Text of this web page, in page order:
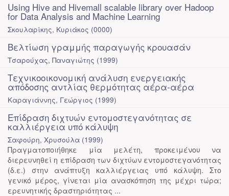
Using Hive and Hivemall scalable library over Hadoop
for Data Analysis and Machine Learning
Σκουλαρίκης, Κυριάκος (0000)
Βελτίωση γραμμής παραγωγής κρουασάν
Τσαρούχας, Παναγιώτης (1999)
Τεχνικοοικονομική ανάλυση ενεργειακής
απόδοσης αντλίας θερμότητας αέρα-αέρα
Καραγιάννης, Γεώργιος (1999)
Επίδραση διχτυών εντομοστεγανότητας σε
καλλιέργεια υπό κάλυψη
Σαφούρη, Χρυσούλα (1999)
Πραγματοποιήθηκε μία μελέτη, προκειμένου να
διερευνηθεί η επίδραση των διχτύων εντομοστεγανότητας
(δ.ε.) στην ανάπτυξη καλλιέργειας υπό κάλυψη. Στο
γενικό μέρος, γίνεται μία ανασκόπηση της μέχρι τώρα;
ερευνητικής δραστηριότητας ...